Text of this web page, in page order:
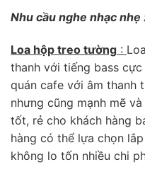
Nhu cầu nghe nhạc nhẹ
Loa hộp treo tường :
thanh với tiếng bass
quán cafe với âm thanh
nhưng cũng mạnh mẽ
tốt, rẻ cho khách hàng
hàng có thể lựa chọn
không lo tốn nhiều chi